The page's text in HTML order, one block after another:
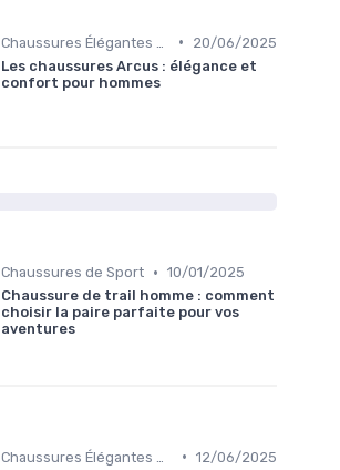
•
20/06/2025
Les chaussures Arcus : élégance et
confort pour hommes
Chaussures de Sport • 10/01/2025
Chaussure de trail homme : comment
choisir la paire parfaite pour vos
aventures
• 12/06/2025